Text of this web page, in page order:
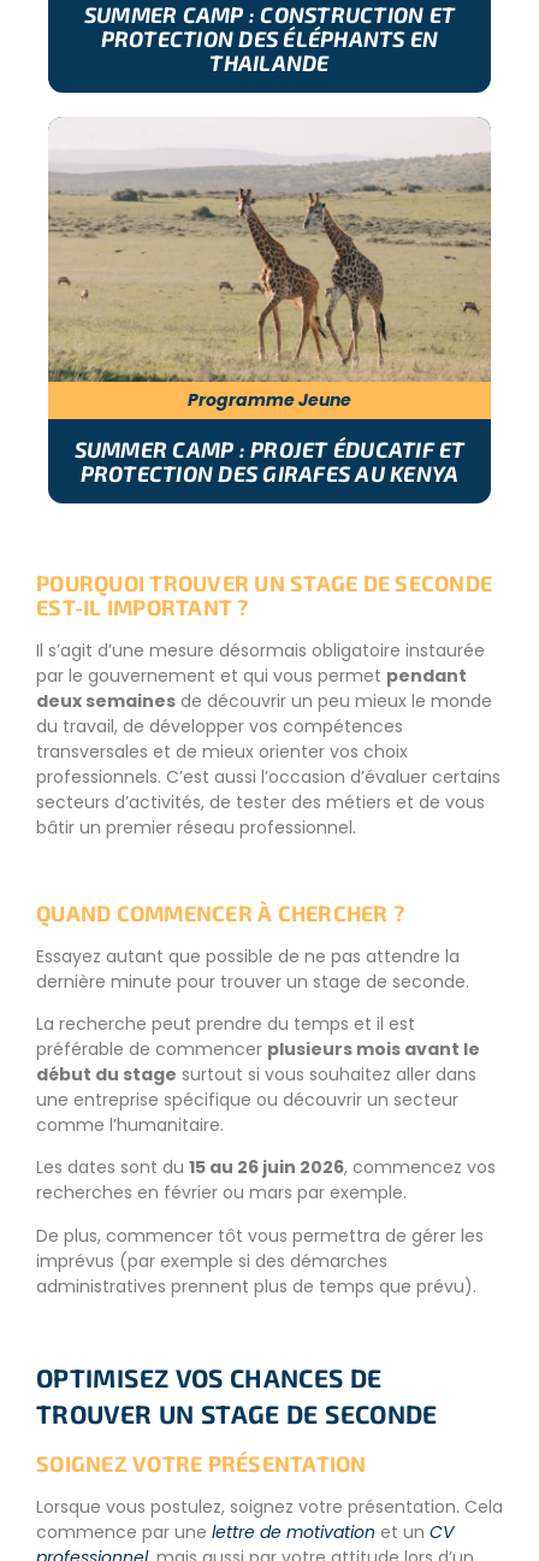
SUMMER CAMP : CONSTRUCTION ET
PROTECTION DES ÉLÉPHANTS EN
THAILANDE
Programme Jeune
SUMMER CAMP : PROJET ÉDUCATIF ET
PROTECTION DES GIRAFES AU KENYA
POURQUOI TROUVER UN STAGE DE SECONDE
EST-IL IMPORTANT ?
Il s’agit d’une mesure désormais obligatoire instaurée
par le gouvernement et qui vous permet pendant
deux semaines de découvrir un peu mieux le monde
du travail, de développer vos compétences
transversales et de mieux orienter vos choix
professionnels. C’est aussi l’occasion d’évaluer certains
secteurs d’activités, de tester des métiers et de vous
bâtir un premier réseau professionnel.
QUAND COMMENCER À CHERCHER ?
Essayez autant que possible de ne pas attendre la
dernière minute pour trouver un stage de seconde.
La recherche peut prendre du temps et il est
préférable de commencer plusieurs mois avant le
début du stage surtout si vous souhaitez aller dans
une entreprise spécifique ou découvrir un secteur
comme l’humanitaire.
Les dates sont du 15 au 26 juin 2026, commencez vos
recherches en février ou mars par exemple.
De plus, commencer tôt vous permettra de gérer les
imprévus (par exemple si des démarches
administratives prennent plus de temps que prévu).
OPTIMISEZ VOS CHANCES DE
TROUVER UN STAGE DE SECONDE
SOIGNEZ VOTRE PRÉSENTATION
Lorsque vous postulez, soignez votre présentation. Cela
commence par une lettre de motivation et un CV